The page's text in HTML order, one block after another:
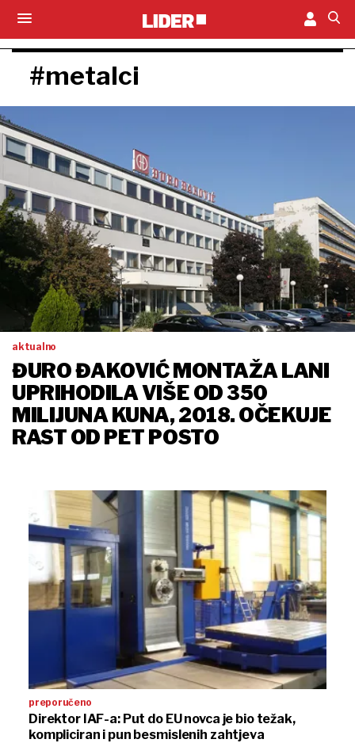
#metalci
aktualno
ĐURO ĐAKOVIĆ MONTAŽA LANI
UPRIHODILA VIŠE OD 350
MILIJUNA KUNA, 2018. OČEKUJE
RAST OD PET POSTO
preporučeno
Direktor IAF-a: Put do EU novca je bio težak,
kompliciran i pun besmislenih zahtjeva